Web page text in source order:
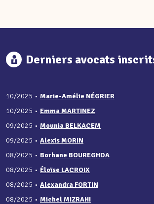
Derniers avocats
10/2025 • Marie-Amélie NÉGRIER
10/2025 • Emma MARTINEZ
09/2025 • Mounia BELKACEM
09/2025 • Alexis MORIN
08/2025 • Borhane BOUREGHDA
08/2025 • Éloïse LACROIX
08/2025 • Alexandra FORTIN
08/2025 • Michel MIZRAHI